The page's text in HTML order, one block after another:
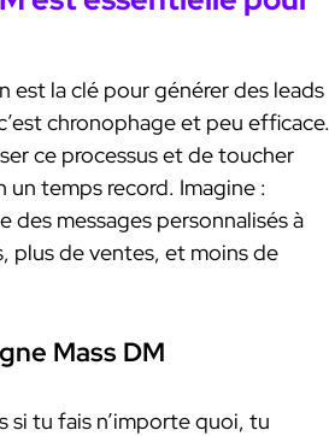
est la clé pour générer des leads
chronophage et peu efficace.
ce processus et de toucher
un temps record. Imagine :
messages personnalisés à
plus de ventes, et moins de
Mass DM
si tu fais n’importe quoi, tu